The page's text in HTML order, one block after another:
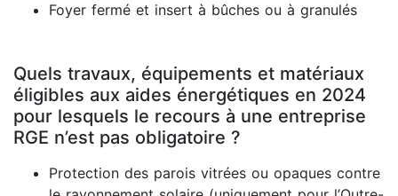
Foyer fermé et insert à bûches ou à granulés
Quels travaux, équipements et matériaux
éligibles aux aides énergétiques en 2024
pour lesquels le recours à une entreprise
RGE n’est pas obligatoire ?
Protection des parois vitrées ou opaques contre